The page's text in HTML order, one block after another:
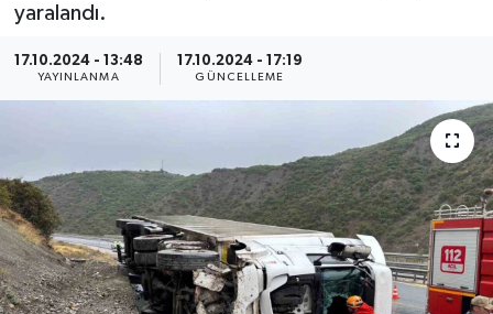
yaralandı.
17.10.2024 - 13:48
YAYINLANMA
17.10.2024 - 17:19
GÜNCELLEME
Sağlık
Son Dakika Haberleri